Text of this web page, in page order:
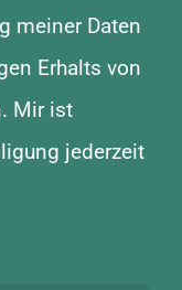
meiner Daten
Erhalts von
Mir ist
jederzeit